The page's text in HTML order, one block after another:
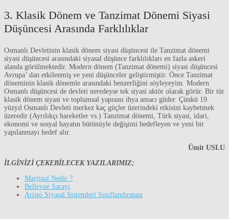
3. Klasik Dönem ve Tanzimat Dönemi Siyasi
Düşüncesi Arasında Farklılıklar
Osmanlı Devletinin klasik dönem siyasi düşüncesi ile Tanzimat dönemi
siyasi düşüncesi arasındaki siyasal düşünce farklılıkları en fazla askeri
alanda görülmektedir. Modern dönem (Tanzimat dönemi) siyasi düşüncesi
Avrupa’ dan etkilenmiş ve yeni düşünceler geliştirmiştir. Önce Tanzimat
döneminin klasik dönemle arasındaki benzerliğini söyleyeyim. Modern
Osmanlı düşüncesi de devleti neredeyse tek siyasi aktör olarak görür. Bir tür
klasik dönem siyasi ve toplumsal yapısını ihya amacı güder. Çünkü 19.
yüzyıl Osmanlı Devleti merkez kaç güçler üzerindeki etkisini kaybetmek
üzeredir (Ayrılıkçı hareketler vs.) Tanzimat dönemi, Türk siyasi, idari,
ekonomi ve sosyal hayatın bütünüyle değişimi hedefleyen ve yeni bir
yapılanmayı hedef alır.
Ümit USLU
İLGİNİZİ ÇEKEBİLECEK YAZILARIMIZ;
Marjinal Nedir ?
Bellevue Sarayı
Aristo Siyasal Sistemleri Sınıflandırması